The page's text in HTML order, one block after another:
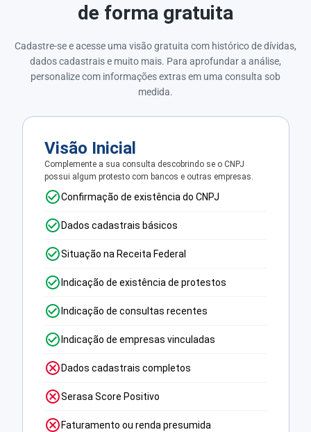
de forma gratuita
Cadastre-se e acesse uma visão gratuita com histórico de dívidas,
dados cadastrais e muito mais. Para aprofundar a análise,
personalize com informações extras em uma consulta sob
medida.
Visão Inicial
Complemente a sua consulta descobrindo se o CNPJ
possui algum protesto com bancos e outras empresas.
Confirmação de existência do CNPJ
Dados cadastrais básicos
Situação na Receita Federal
Indicação de existência de protestos
Indicação de consultas recentes
Indicação de empresas vinculadas
Dados cadastrais completos
Serasa Score Positivo
Faturamento ou renda presumida